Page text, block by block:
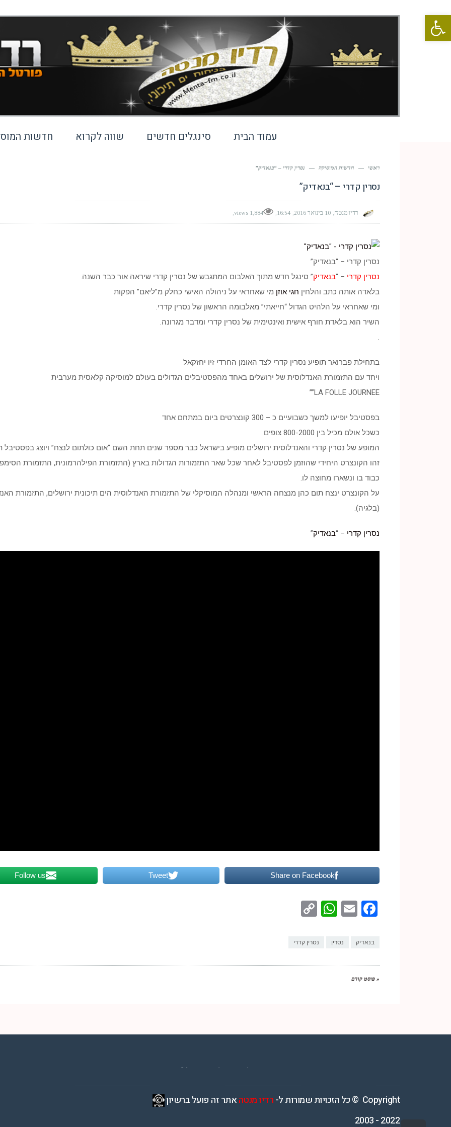
פתח סרגל נגישות
עמוד הבית סינגלים חדשים שווה לקרוא חדשות
ראשי — חדשות המוסיקה — נסרין קדרי – “בנאדיק”
נסרין קדרי – “בנאדיק”
רדיו מנטה 10 בינואר 2016 16:54
1,884 views
נסרין קדרי – “בנאדיק”
נסרין קדרי – “בנאדיק” סינגל חדש מתוך האלבום המתגבש של נסרין קדרי שיראה אור כבר השנה.
בלאדה אותה כתב והלחין חגי אוזן מי שאחראי על ניהולה האישי כחלק מ”ליאם” הפקות
ומי שאחראי על הלהיט הגדול “חייאתי” מאלבומה הראשון של נסרין קדרי.
השיר הוא בלאדת חורף אישית ואינטימית של נסרין קדרי ומדבר מגרונה.
.
בתחילת פברואר תופיע נסרין קדרי לצד האומן החרדי זיו יחזקאל
ויחד עם התזמורת האנדלוסית של ירושלים באחד מהפסטיבלים הגדולים בעולם למוסיקה קלאסית מערבית
LA FOLLE JOURNEE””
בפסטיבל יופיעו למשך כשבועיים כ – 300 קונצרטים ביום במתחם אחד
כשכל אולם מכיל בין 800-2000 צופים.
המופע של נסרין קדרי והאנדלוסית ירושלים מופיע בישראל כבר מספר שנים תחת השם “אום כולתום לנצח” ויוצג
זהו הקונצרט היחידי שהוזמן לפסטיבל לאחר שכל שאר התזמורות הגדולות בארץ (התזמורת הפילהרמונית, התזמורת
כבוד בו ונשארו מחוצה לו.
(בלגיה).
נסרין קדרי – “בנאדיק”
Share on Facebook
Tweet
Follow us
Facebook
Email
WhatsApp
בנאדיק נסרין נסרין קדרי
« פוסט קודם
Copyright © כל הזכויות שמורות ל- רדיו מנטהאתר זה פועל ברשיון
2022 - 2003